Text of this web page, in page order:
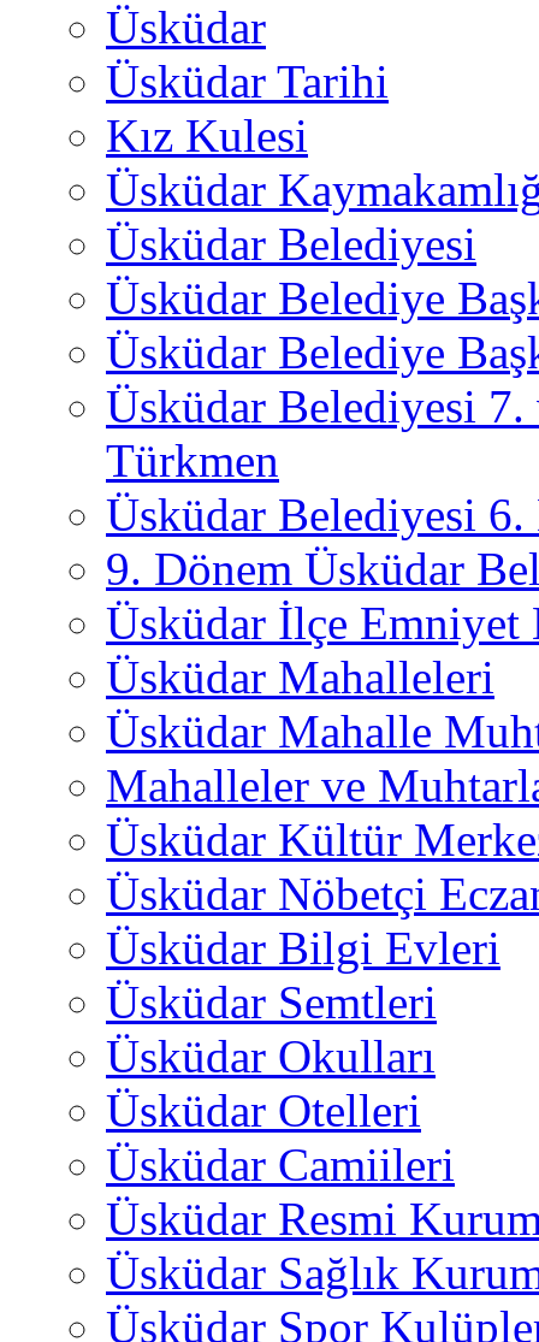
Üsküdar
Üsküdar Tarihi
Kız Kulesi
Üsküdar
Üsküdar Belediyesi
Üsküdar Belediye
Üsküdar Belediye
Üsküdar Belediyesi
Türkmen
Üsküdar Belediyesi 6.
9. Dönem Üsküdar
Üsküdar İlçe
Üsküdar Mahalleleri
Üsküdar Mahalle
Mahalleler ve
Üsküdar Kültür
Üsküdar Nöbetçi
Üsküdar Bilgi Evleri
Üsküdar Semtleri
Üsküdar Okulları
Üsküdar Otelleri
Üsküdar Camiileri
Üsküdar Resmi
Üsküdar Sağlık
Üsküdar Spor